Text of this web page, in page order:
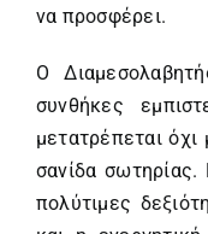
να προσφέρει.
Ο
συνθήκες
μετατρέπεται
σανίδα σωτηρίας.
πολύτιμες